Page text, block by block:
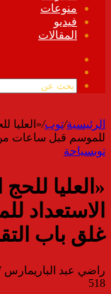
منوعات
فيديو
المقالات
الموقع
الرئيسية/توب/«العليا
للموسم قبل ساعات
توبسياحة
«العليا
الاستعداد
غلق باب
راضي عبد الباريمارس 17, 2019
518